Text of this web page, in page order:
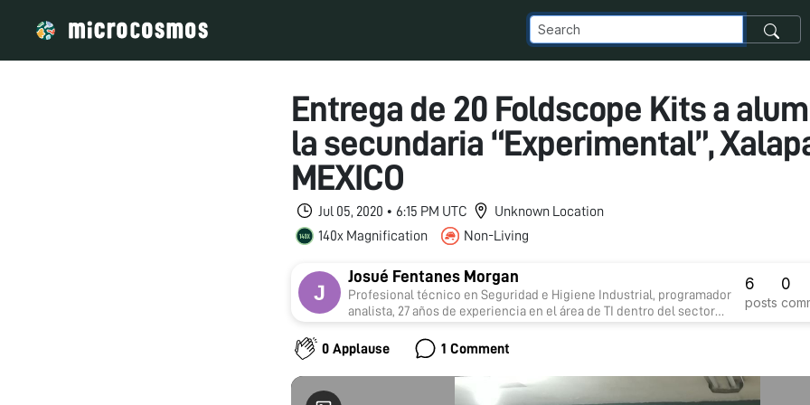
Entrega de 20 Foldscope Kits a
la secundaria “Experimental”,
MEXICO
Jul 05, 2020 • 6:15 PM UTC
Unknown Location
140x Magnification
Non-Living
Josué Fentanes Morgan
Profesional técnico en Seguridad e Higiene Industrial, programador
analista, 27 años de experiencia en el área de TI dentro del sector
público dentro de servicios del transporte ferroviario y gobierno
municipal; colaborando de igual forma como proyectista para
asociaciones civiles sin fines de lucro. Puesto Actual: Jefe de
Departamento de Economía del Conocimiento, (Subdirección de
6
posts
0
0 Applause 1 Comment